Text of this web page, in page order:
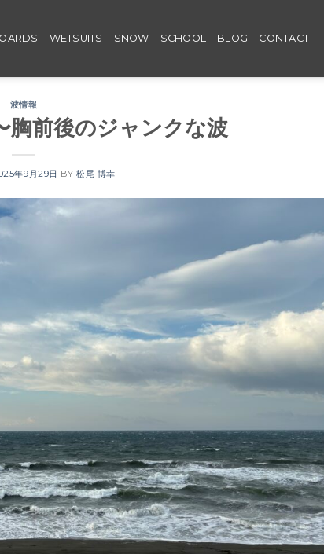
WETSUITS SNOW SCHOOL BLOG CONTACT
波情報
胸前後のジャンクな波
年9月29日 BY松尾 博幸